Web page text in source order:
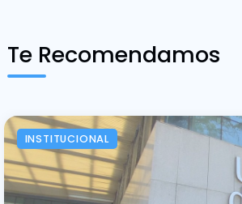
Te Recomendamos
INSTITUCIONAL